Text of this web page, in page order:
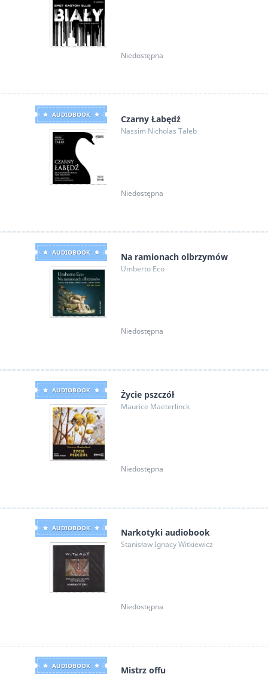
Niedostępna
AUDIOBOOK Czarny Łabędź
Nassim Nicholas Taleb
Niedostępna
AUDIOBOOK Na ramionach olbrzymów
Umberto Eco
Niedostępna
AUDIOBOOK Życie pszczół
Maurice Maeterlinck
Niedostępna
AUDIOBOOK Narkotyki audiobook
Stanisław Ignacy Witkiewicz
Niedostępna
AUDIOBOOK Mistrz offu